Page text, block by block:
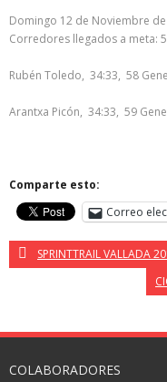
Domingo 12 de Noviembre
Corredores llegados a meta:
Rubén Toledo, 34:33, 58
Arantxa Picón, 34:33, 59
Comparte esto:
Correo
SPRINTTRAIL VALLADA
COLABORADORES